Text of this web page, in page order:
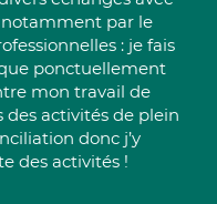
notamment par le
: je fais
ponctuellement
mon travail de
des activités de plein
donc j’y
des activités !